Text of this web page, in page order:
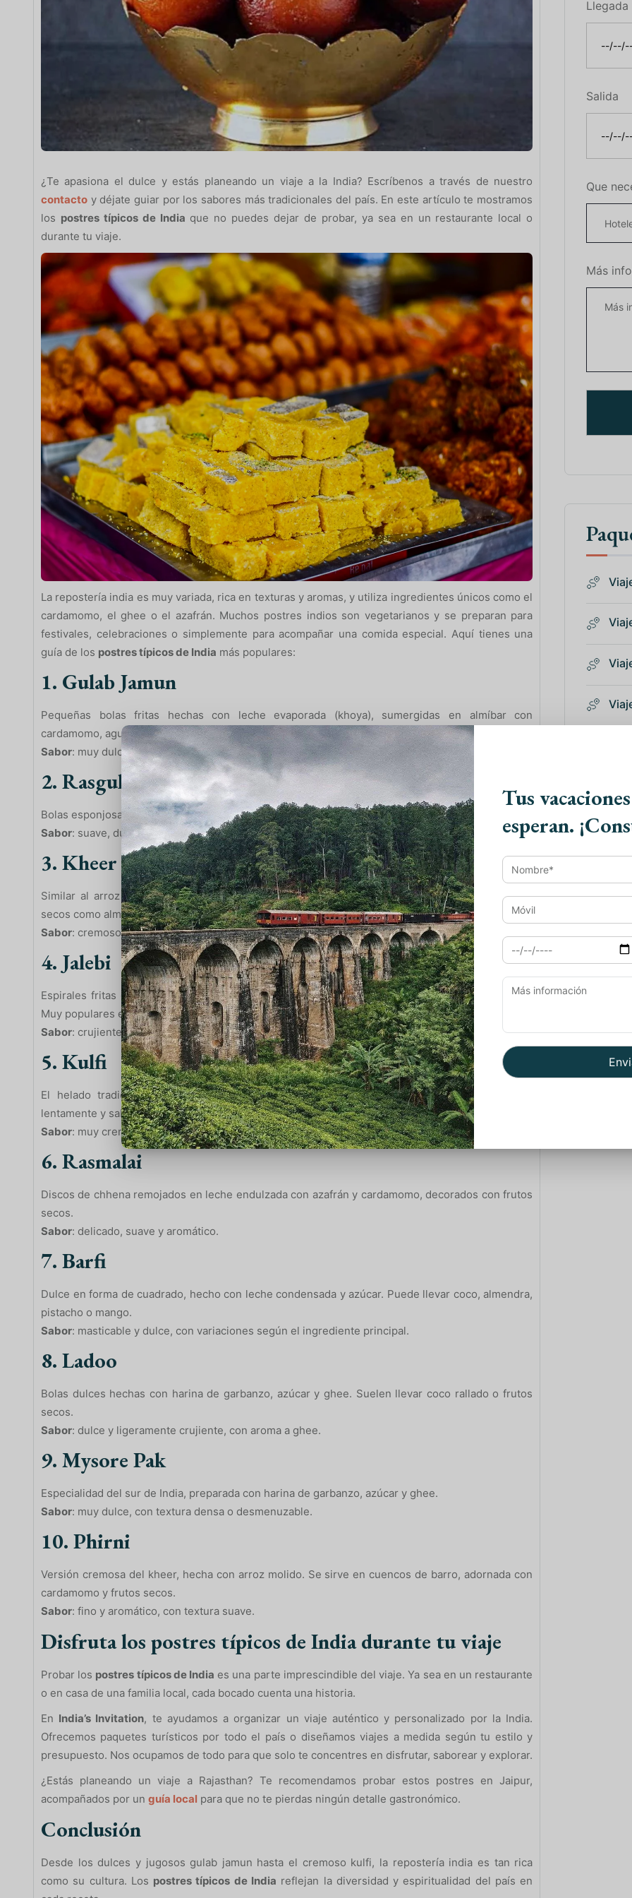
¿Te apasiona el dulce y estás planeando un viaje a la India? Escríbenos a través de nuestro
contacto y déjate guiar por los sabores más tradicionales del país. En este artículo te mostramos
los postres típicos de India que no puedes dejar de probar, ya sea en un restaurante local o
durante tu viaje.
La repostería india es muy variada, rica en texturas y aromas, y utiliza ingredientes únicos como el
cardamomo, el ghee o el azafrán. Muchos postres indios son vegetarianos y se preparan para
festivales, celebraciones o simplemente para acompañar una comida especial. Aquí tienes una
guía de los postres típicos de India más populares:
1. Gulab Jamun
Pequeñas bolas fritas hechas con leche evaporada (khoya), sumergidas en almíbar con
cardamomo, agua de rosas o azafrán.
Sabor: muy dulce, jugoso y aromático.
2. Rasgulla
Bolas esponjosas de queso fresco (chhena) en almíbar ligero. Originario del este de la India.
Sabor: suave, dulce y con textura ligera.
3. Kheer
Similar al arroz con leche. Se prepara con arroz cocido en leche, azúcar, cardamomo y frutos
secos como almendras o pistachos.
Sabor: cremoso y delicado, con aroma especiado.
4. Jalebi
Espirales fritas de masa fermentada, sumergidas en jarabe de azúcar con un toque de azafrán.
Muy populares en la calle.
Sabor: crujiente por fuera, dulce y jugoso por dentro.
5. Kulfi
El helado tradicional de India, más denso que el occidental. Se elabora con leche cocida
lentamente y sabores como pistacho o mango.
Sabor: muy cremoso y refrescante.
6. Rasmalai
Discos de chhena remojados en leche endulzada con azafrán y cardamomo, decorados con frutos
secos.
Sabor: delicado, suave y aromático.
7. Barfi
Dulce en forma de cuadrado, hecho con leche condensada y azúcar. Puede llevar coco, almendra,
pistacho o mango.
Sabor: masticable y dulce, con variaciones según el ingrediente principal.
8. Ladoo
Bolas dulces hechas con harina de garbanzo, azúcar y ghee. Suelen llevar coco rallado o frutos
secos.
Sabor: dulce y ligeramente crujiente, con aroma a ghee.
9. Mysore Pak
Especialidad del sur de India, preparada con harina de garbanzo, azúcar y ghee.
Sabor: muy dulce, con textura densa o desmenuzable.
10. Phirni
Versión cremosa del kheer, hecha con arroz molido. Se sirve en cuencos de barro, adornada con
cardamomo y frutos secos.
Sabor: fino y aromático, con textura suave.
Disfruta los postres típicos de India durante tu viaje
Probar los postres típicos de India es una parte imprescindible del viaje. Ya sea en un restaurante
o en casa de una familia local, cada bocado cuenta una historia.
En India’s Invitation, te ayudamos a organizar un viaje auténtico y personalizado por la India.
Ofrecemos paquetes turísticos por todo el país o diseñamos viajes a medida según tu estilo y
presupuesto. Nos ocupamos de todo para que solo te concentres en disfrutar, saborear y explorar.
¿Estás planeando un viaje a Rajasthan? Te recomendamos probar estos postres en Jaipur,
acompañados por un guía local para que no te pierdas ningún detalle gastronómico.
Conclusión
Desde los dulces y jugosos gulab jamun hasta el cremoso kulfi, la repostería india es tan rica
como su cultura. Los postres típicos de India reflejan la diversidad y espiritualidad del país en
Llegada
Salida
Que
Más
Tus
esperan.